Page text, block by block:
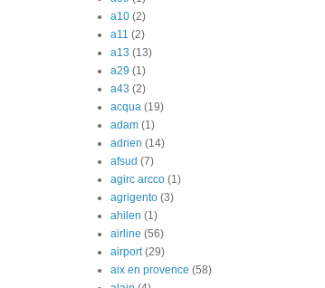
a10 (2)
a11 (2)
a13 (13)
a29 (1)
a43 (2)
acqua (19)
adam (1)
adrien (14)
afsud (7)
agirc arcco (1)
agrigento (3)
ahilen (1)
airline (56)
airport (29)
aix en provence (58)